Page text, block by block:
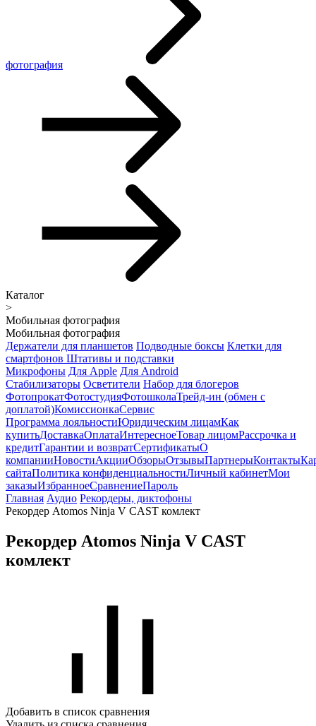
фотография
Каталог
>
Мобильная фотография
Мобильная фотография
Держатели для планшетов Подводные боксы Клетки для
смартфонов Штативы и подставки
Микрофоны Для Apple Для Android
Стабилизаторы Осветители Набор для блогеров
ФотопрокатФотостудияФотошколаТрейд-ин (обмен с
доплатой)КомиссионкаСервис
Программа лояльностиЮридическим лицамКак
купитьДоставкаОплатаИнтересноеТовар лицомРассрочка и
кредитГарантии и возвратСертификатыО
компанииНовостиАкцииОбзорыОтзывыПартнерыКонтакты
сайтаПолитика конфиденциальностиЛичный кабинетМои
заказыИзбранноеСравнениеПароль
Главная Аудио Рекордеры, диктофоны
Рекордер Atomos Ninja V CAST комлект
Рекордер Atomos Ninja V CAST
комлект
Добавить в список сравнения